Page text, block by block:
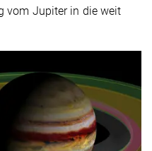
vom Jupiter in die weit